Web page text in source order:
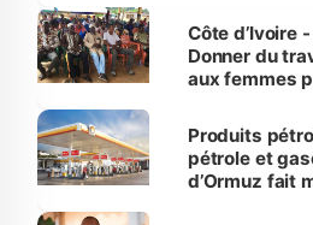
Côte d’Ivoire
Donner du
aux femmes
menacées
Produits
pétrole et
d’Ormuz fait